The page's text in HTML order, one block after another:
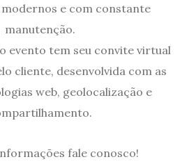
e com constante
manutenção.
evento tem seu convite virtual
cliente, desenvolvida com as
web, geolocalização e
fale conosco!